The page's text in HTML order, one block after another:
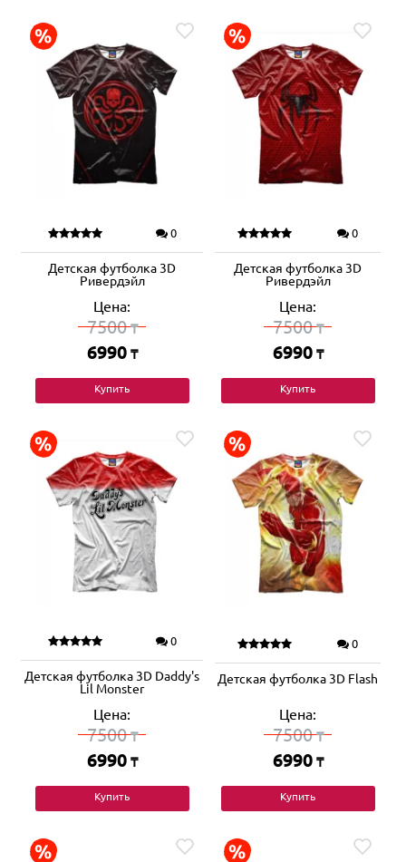
0
Детская футболка 3D
Ривердэйл
Цена:
7500₸
6990 ₸
Купить
0
Детская футболка 3D
Ривердэйл
Цена:
7500₸
6990 ₸
Купить
0
Детская футболка 3D Daddy's
Lil Monster
Цена:
7500₸
6990 ₸
Купить
0
Детская футболка 3D Flash
Цена:
7500₸
6990 ₸
Купить